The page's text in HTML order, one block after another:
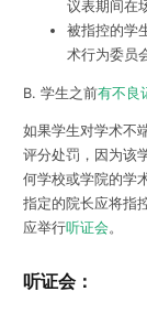
议表期间在
被指控的学
术行为委员
B. 学生之前有不良
如果学生对学术不
评分处罚，因为该
何学校或学院的学
指定的院长应将指
应举行听证会。
听证会：